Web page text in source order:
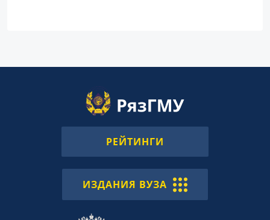
РЕЙТИНГИ
ИЗДАНИЯ ВУЗА